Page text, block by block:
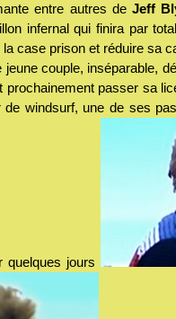
entre autres deJeff
infernal qui finira par
case prison et réduire sa
jeune couple, inséparable,
prochainement passer sa
de windsurf, une de ses
quelques jours